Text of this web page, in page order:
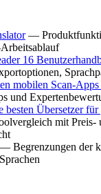
—
16
mobilen Scan-
und
Übersetzer für
mit Preis-
— Begrenzungen der